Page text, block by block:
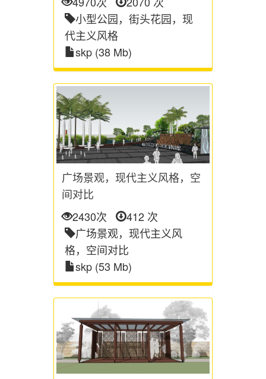
小型公园，街头花园，现
代主义风格
skp (38 Mb)
广场景观，现代主义风格，空
间对比
2430次
412 次
广场景观，现代主义风
格，空间对比
skp (53 Mb)